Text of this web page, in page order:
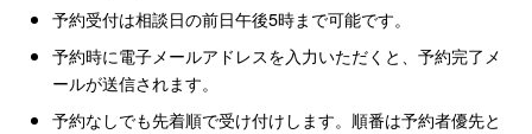
予約受付は相談日の前日午後5時まで可能です。
予約時に電子メールアドレスを入力いただくと、予約完了メ
ールが送信されます。
予約なしでも先着順で受け付けします。順番は予約者優先と